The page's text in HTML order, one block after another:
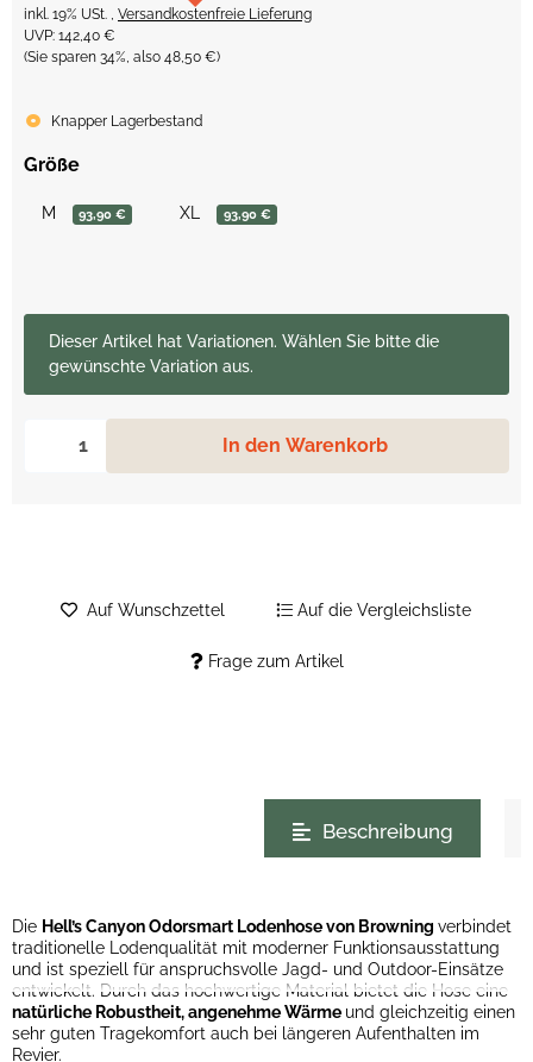
inkl. 19% USt. , Versandkostenfreie Lieferung
UVP: 142,40 €
(Sie sparen 34%, also 48,50 €)
Knapper Lagerbestand
Größe
M 93,90 € XL 93,90 €
In den Warenkorb
xDieser Artikel hat Variationen. Wählen Sie bitte die
gewünschte Variation aus.
Frage zum Artikel
Auf Wunschzettel Auf die Vergleichsliste
Beschreibung
Die Hell’s Canyon Odorsmart Lodenhose von Browning verbindet
traditionelle Lodenqualität mit moderner Funktionsausstattung
und ist speziell für anspruchsvolle Jagd- und Outdoor-Einsätze
entwickelt. Durch das hochwertige Material bietet die Hose eine
natürliche Robustheit, angenehme Wärme und gleichzeitig einen
sehr guten Tragekomfort auch bei längeren Aufenthalten im
Revier.